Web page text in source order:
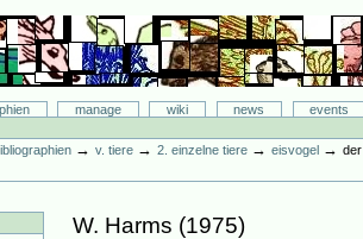
manage wiki news
events
→v. tiere →2. einzelne tiere →eisvogel →
W. Harms (1975)